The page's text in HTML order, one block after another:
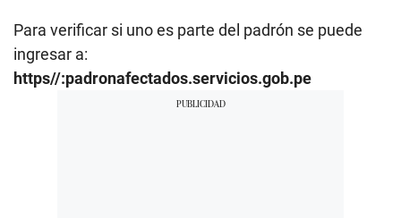
Para verificar si uno es parte del padrón se puede
ingresar a:
https//:padronafectados.servicios.gob.pe